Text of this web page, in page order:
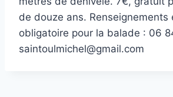
de douze ans. Renseignements
obligatoire pour la balade : 06
saintoulmichel@gmail.com